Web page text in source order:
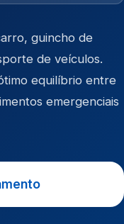
, guincho de
de veículos.
equilíbrio entre
emergenciais